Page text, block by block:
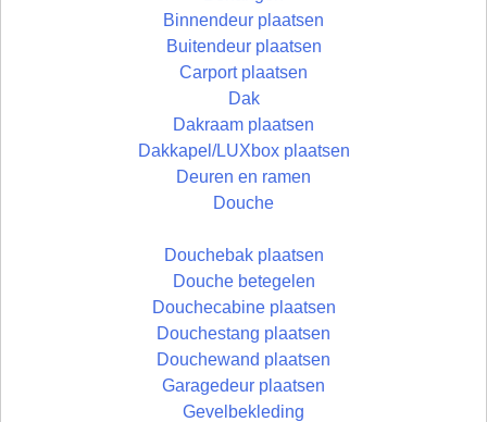
Binnendeur plaatsen
Buitendeur plaatsen
Carport plaatsen
Dak
Dakraam plaatsen
Dakkapel/LUXbox plaatsen
Deuren en ramen
Douche
Douchebak plaatsen
Douche betegelen
Douchecabine plaatsen
Douchestang plaatsen
Douchewand plaatsen
Garagedeur plaatsen
Gevelbekleding